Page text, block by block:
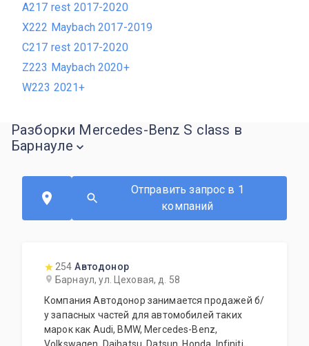
A217 rest 2017-2020
X222 Maybach 2017-2019
C217 rest 2017-2020
Z223 Maybach 2020+
W223 2021+
Разборки Mercedes-Benz S class в
Барнауле
Отправить запрос в 1
компаний
254 Автодонор
Барнаул, ул. Цеховая, д. 58
Компания Автодонор занимается продажей б/
у запасных частей для автомобилей таких
марок как Audi, BMW, Mercedes-Benz,